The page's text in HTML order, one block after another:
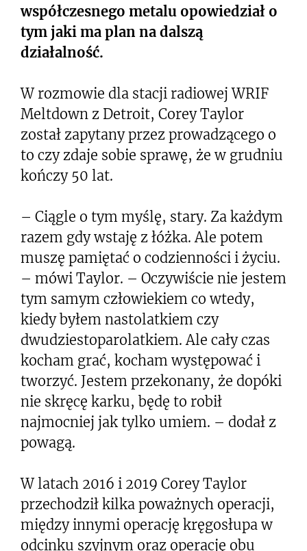
współczesnego metalu opowiedział o
tym jaki ma plan na dalszą
działalność.
W rozmowie dla stacji radiowej WRIF
Meltdown z Detroit, Corey Taylor
został zapytany przez prowadzącego o
to czy zdaje sobie sprawę, że w grudniu
kończy 50 lat.
– Ciągle o tym myślę, stary. Za każdym
razem gdy wstaję z łóżka. Ale potem
muszę pamiętać o codzienności i życiu.
– mówi Taylor. – Oczywiście nie jestem
tym samym człowiekiem co wtedy,
kiedy byłem nastolatkiem czy
dwudziestoparolatkiem. Ale cały czas
kocham grać, kocham występować i
tworzyć. Jestem przekonany, że dopóki
nie skręcę karku, będę to robił
najmocniej jak tylko umiem. – dodał z
powagą.
W latach 2016 i 2019 Corey Taylor
przechodził kilka poważnych operacji,
między innymi operację kręgosłupa w
odcinku szyjnym oraz operację obu